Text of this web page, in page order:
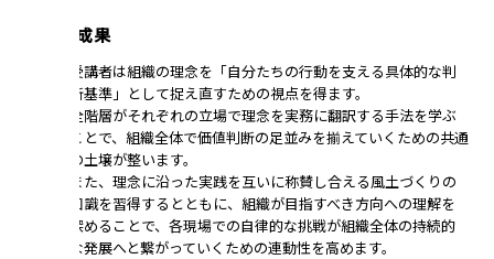
研修の成果
受講者は組織の理念を「自分たちの行動を支える具体的な判
断基準」として捉え直すための視点を得ます。
全階層がそれぞれの立場で理念を実務に翻訳する手法を学ぶ
ことで、組織全体で価値判断の足並みを揃えていくための共通
の土壌が整います。
また、理念に沿った実践を互いに称賛し合える風土づくりの
知識を習得するとともに、組織が目指すべき方向への理解を
深めることで、各現場での自律的な挑戦が組織全体の持続的
な発展へと繋がっていくための連動性を高めます。